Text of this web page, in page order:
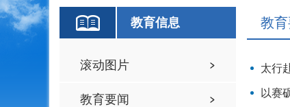
教育信息
滚动图片
教育要闻
教
太行
以赛